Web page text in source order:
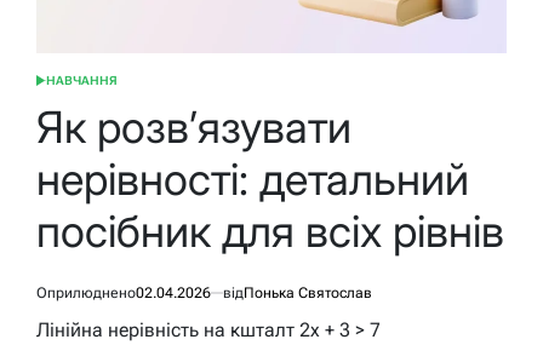
ОПУБЛІКУВАТИ
НАВЧАННЯ
Як розв’язувати
нерівності: детальний
посібник для всіх рівнів
Оприлюднено02.04.2026 відПонька Святослав
Лінійна нерівність на кшталт 2x + 3 > 7